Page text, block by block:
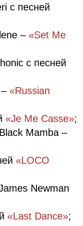
с песней
– «Set Me
с песней
«Russian
«Je Me Casse»;
Mamba –
«LOCO
Newman
«Last Dance»;